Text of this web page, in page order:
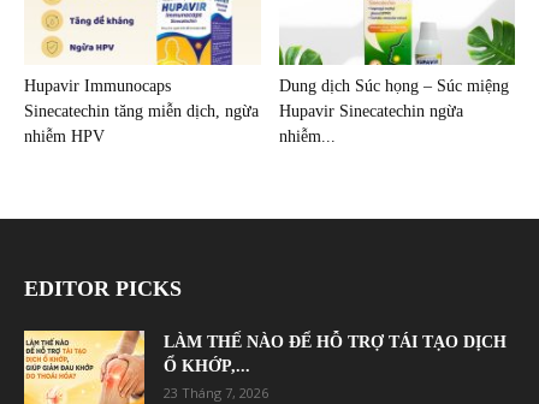
Hupavir Immunocaps
Sinecatechin tăng miễn dịch, ngừa
nhiễm HPV
Dung dịch Súc họng – Súc miệng
Hupavir Sinecatechin ngừa
nhiễm...
EDITOR PICKS
LÀM THẾ NÀO ĐỂ HỖ TRỢ TÁI TẠO DỊCH
Ổ KHỚP,...
23 Tháng 7, 2026